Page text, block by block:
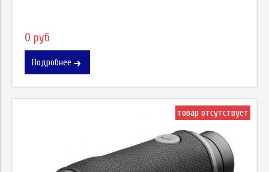
0 руб
Подробнее
товар отсутствует